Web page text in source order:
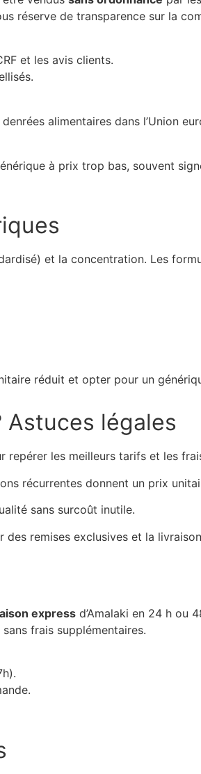
réserve de transparence sur la
et les avis clients.
alimentaires dans l’Union
à prix trop bas, souvent
et la concentration. Les
réduit et opter pour un
légales
repérer les meilleurs tarifs et les
récurrentes donnent un prix
sans surcoût inutile.
remises exclusives et la
express d’Amalaki en 24 h ou
frais supplémentaires.